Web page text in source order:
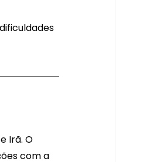
Irã. O
com a